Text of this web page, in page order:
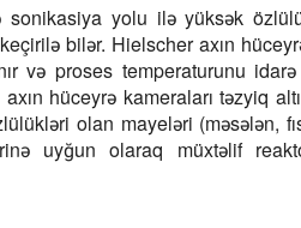
yolu ilə yüksək
bilər. Hielscher axın
və proses temperaturunu
hüceyrə kameraları təzyiq
olan mayeləri (məsələn,
uyğun olaraq müxtəlif